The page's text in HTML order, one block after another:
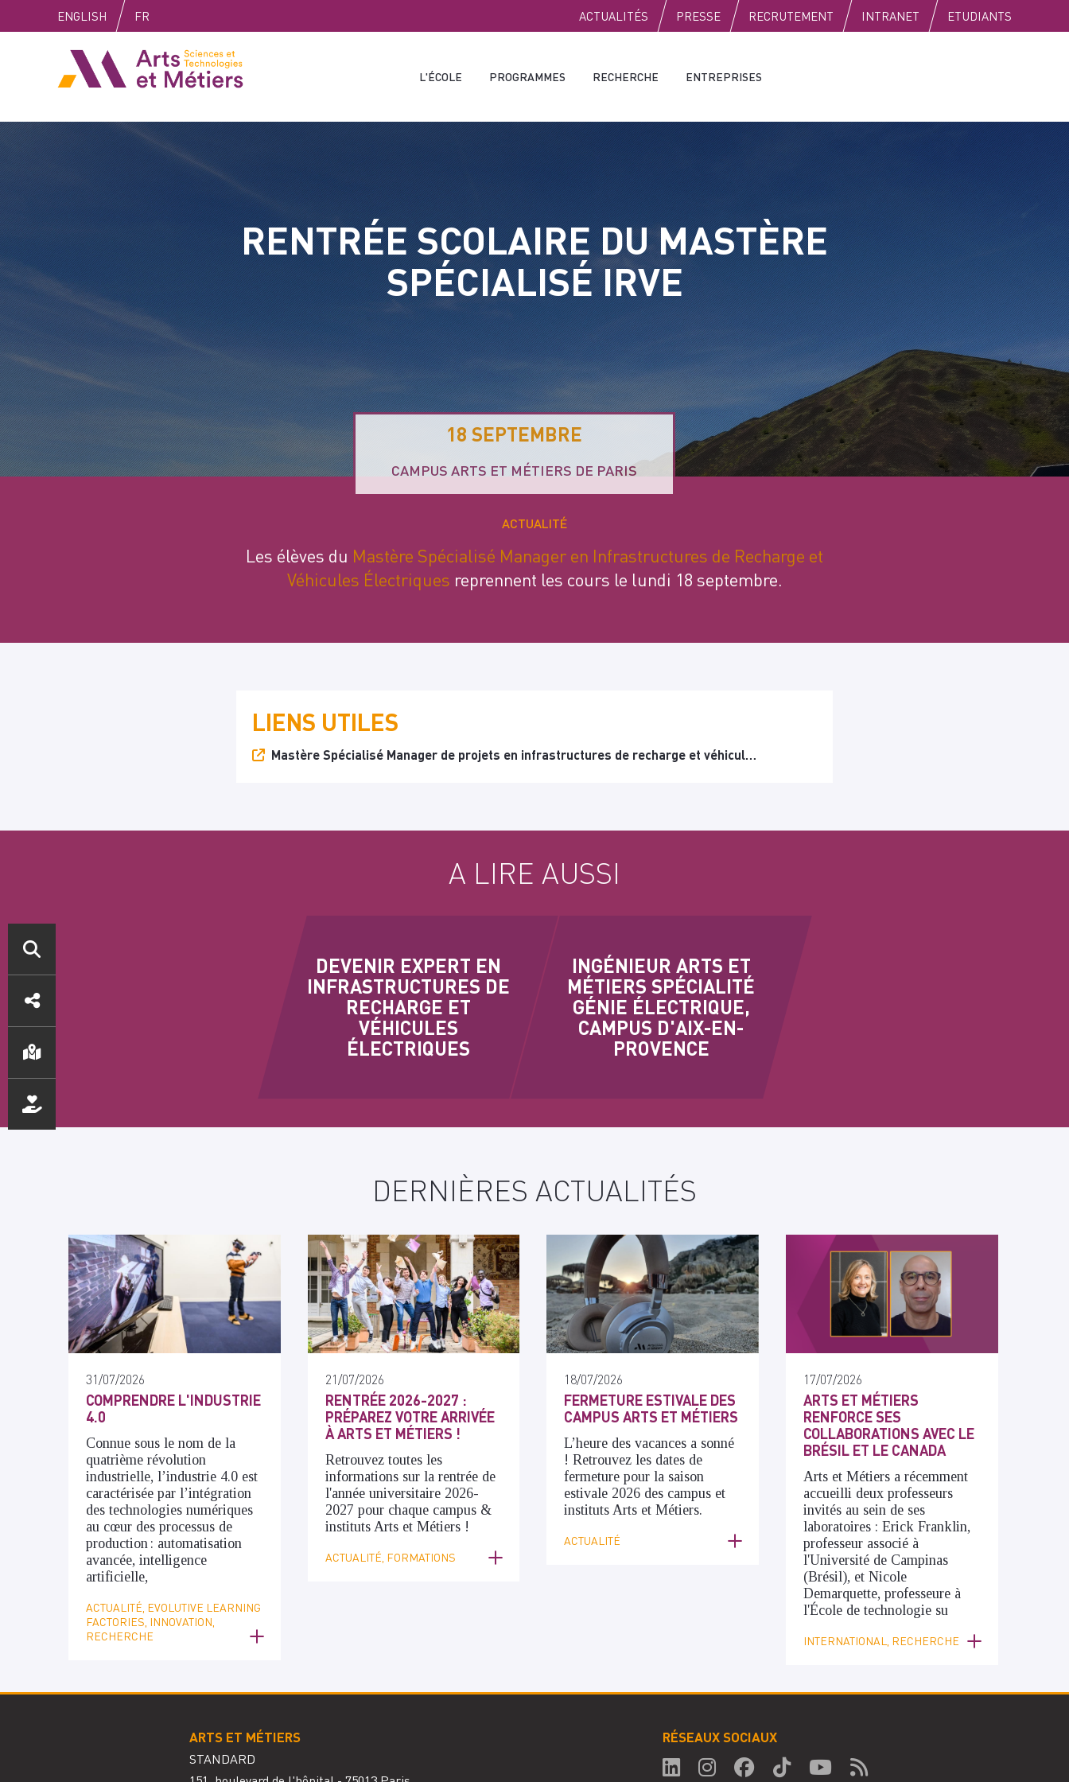
to
to
to
ENGLISH FR PUBLIC
ACTUALITÉS PRESSE RECRUTEMENT INTRANET ETUDIANTS
Arts et métiers
L'ÉCOLE PROGRAMMES RECHERCHE ENTREPRISES
ACCÈS
DIRECTS
RENTRÉE SCOLAIRE DU MASTÈRE
SPÉCIALISÉ IRVE
18 SEPTEMBRE
CAMPUS ARTS ET MÉTIERS DE PARIS
ACTUALITÉ
Les élèves du Mastère Spécialisé Manager en Infrastructures de Recharge et
Véhicules Électriques reprennent les cours le lundi 18 septembre.
LIENS UTILES
Mastère Spécialisé Manager de projets en infrastructures de recharge et véhicul…
A LIRE AUSSI
DEVENIR EXPERT EN
INFRASTRUCTURES DE
RECHARGE ET
VÉHICULES
ÉLECTRIQUES
INGÉNIEUR ARTS ET
MÉTIERS SPÉCIALITÉ
GÉNIE ÉLECTRIQUE,
CAMPUS D'AIX-EN-
PROVENCE
DERNIÈRES ACTUALITÉS
31/07/2026
COMPRENDRE L'INDUSTRIE
4.0
Connue sous le nom de la
quatrième révolution
industrielle, l’industrie 4.0 est
caractérisée par l’intégration
des technologies numériques
au cœur des processus de
production : automatisation
avancée, intelligence
artificielle,
ACTUALITÉ, EVOLUTIVE LEARNING
FACTORIES, INNOVATION,
RECHERCHE
21/07/2026
RENTRÉE 2026-2027 :
PRÉPAREZ VOTRE ARRIVÉE
À ARTS ET MÉTIERS !
Retrouvez toutes les
informations sur la rentrée de
l'année universitaire 2026-
2027 pour chaque campus &
instituts Arts et Métiers !
ACTUALITÉ, FORMATIONS
18/07/2026
FERMETURE ESTIVALE DES
CAMPUS ARTS ET MÉTIERS
L’heure des vacances a sonné
! Retrouvez les dates de
fermeture pour la saison
estivale 2026 des campus et
instituts Arts et Métiers.
ACTUALITÉ
17/07/2026
ARTS ET MÉTIERS
RENFORCE SES
COLLABORATIONS AVEC LE
BRÉSIL ET LE CANADA
Arts et Métiers a récemment
accueilli deux professeurs
invités au sein de ses
laboratoires : Erick Franklin,
professeur associé à
l'Université de Campinas
(Brésil), et Nicole
Demarquette, professeure à
l'École de technologie su
INTERNATIONAL, RECHERCHE
ARTS ET MÉTIERS
STANDARD
RÉSEAUX SOCIAUX